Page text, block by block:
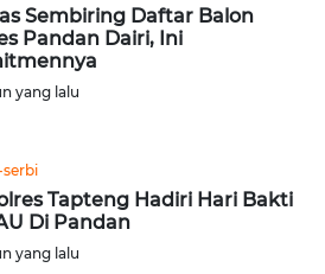
Sembiring Daftar Balon
Pandan Dairi, Ini
yang lalu
serbi
Tapteng Hadiri Hari Bakti
Di Pandan
yang lalu